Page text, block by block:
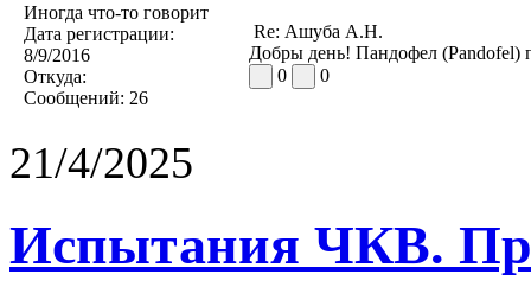
Иногда что-то говорит
Дата регистрации:
8/9/2016
Откуда:
Сообщений: 26
Re: Ашуба А.Н.
Добры день! Пандофел (Pandofel)
0
0
21/4/2025
Испытания ЧКВ.